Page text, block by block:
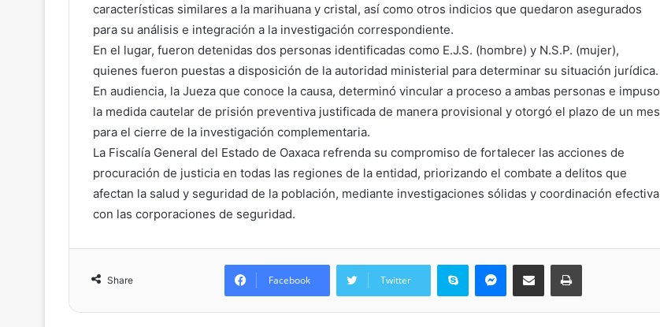
características similares a la marihuana y cristal, así como otros indicios que quedaron asegurados
para su análisis e integración a la investigación correspondiente.
En el lugar, fueron detenidas dos personas identificadas como E.J.S. (hombre) y N.S.P. (mujer),
quienes fueron puestas a disposición de la autoridad ministerial para determinar su situación jurídica.
En audiencia, la Jueza que conoce la causa, determinó vincular a proceso a ambas personas e impuso
la medida cautelar de prisión preventiva justificada de manera provisional y otorgó el plazo de un mes
para el cierre de la investigación complementaria.
La Fiscalía General del Estado de Oaxaca refrenda su compromiso de fortalecer las acciones de
procuración de justicia en todas las regiones de la entidad, priorizando el combate a delitos que
afectan la salud y seguridad de la población, mediante investigaciones sólidas y coordinación efectiva
con las corporaciones de seguridad.
Share Facebook Twitter
Skype Messenger
Share via Email Print